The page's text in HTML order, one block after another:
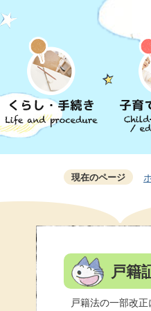
現在のページ
戸籍
戸籍法の一部改